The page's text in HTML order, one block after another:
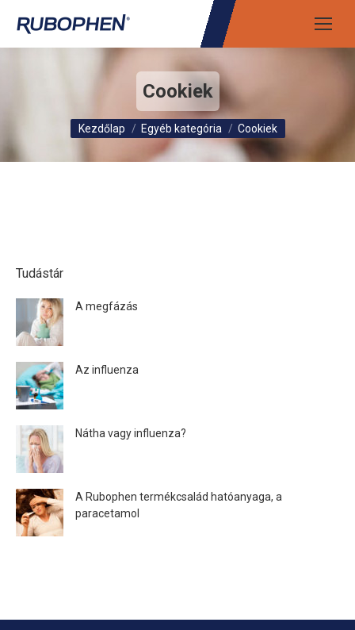
Cookiek
Itt vagy:
Kezdőlap Egyéb kategória Cookiek
Tudástár
A megfázás
Az influenza
Nátha vagy influenza?
A Rubophen termékcsalád hatóanyaga, a
paracetamol